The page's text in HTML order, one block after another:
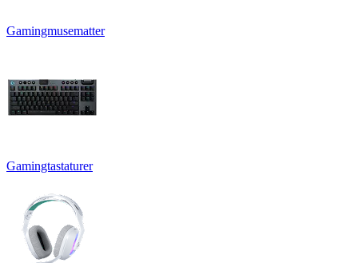
Gamingmusematter
Gamingtastaturer